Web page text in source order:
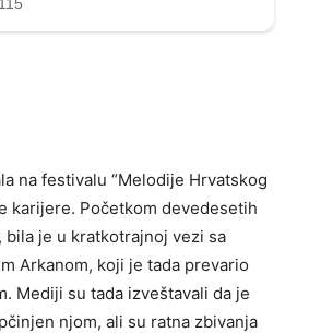
na festivalu “Melodije Hrvatskog
karijere. Početkom devedesetih
bila je u kratkotrajnoj vezi sa
Arkanom, koji je tada prevario
Mediji su tada izveštavali da je
njom, ali su ratna zbivanja